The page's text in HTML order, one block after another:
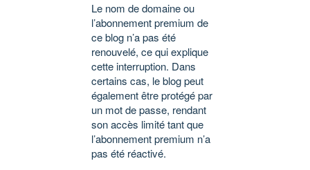
Le nom de domaine ou
l’abonnement premium de
ce blog n’a pas été
renouvelé, ce qui explique
cette interruption. Dans
certains cas, le blog peut
également être protégé par
un mot de passe, rendant
son accès limité tant que
l’abonnement premium n’a
pas été réactivé.